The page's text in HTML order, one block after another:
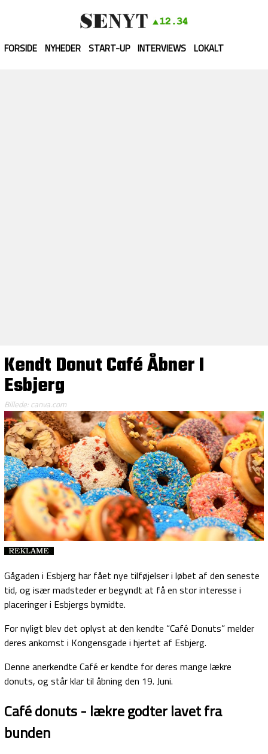
FORSIDE NYHEDER START-UP INTERVIEWS LOKALT
Kendt Donut Café Åbner I
Esbjerg
Billede: canva.com
Gågaden i Esbjerg har fået nye tilføjelser i løbet af den seneste
tid, og især madsteder er begyndt at få en stor interesse i
placeringer i Esbjergs bymidte.
For nyligt blev det oplyst at den kendte “Café Donuts” melder
deres ankomst i Kongensgade i hjertet af Esbjerg.
Denne anerkendte Café er kendte for deres mange lækre
donuts, og står klar til åbning den 19. Juni.
Café donuts - lækre godter lavet fra
bunden